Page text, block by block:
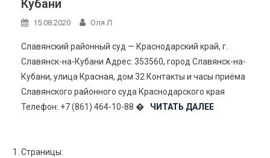
Кубани
15.08.2020 Оля Л
Славянский районный суд — Краснодарский край, г.
Славянск-на-Кубани Адрес: 353560, город Славянск-на-
Кубани, улица Красная, дом 32 Контакты и часы приёма
Славянского районного суда Краснодарского края
Телефон: +7 (861) 464-10-88 �
ЧИТАТЬ ДАЛЕЕ
Страницы: